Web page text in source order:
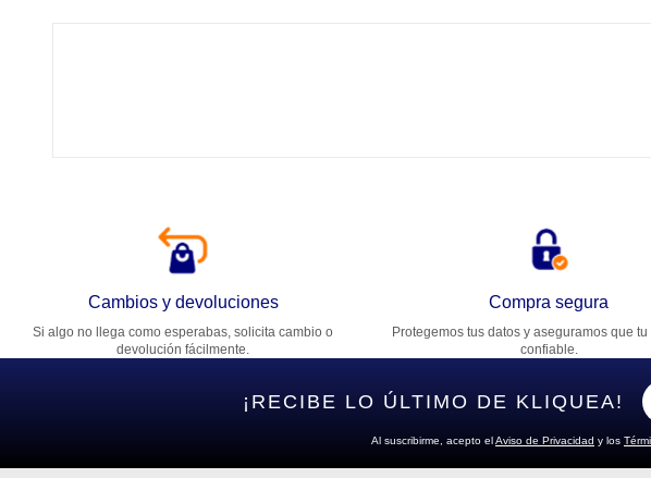
Dirección de email
Escribe un comentario
Cambios y devoluciones
Si algo no llega como esperabas, solicita cambio o
devolución fácilmente.
Compra segura
Protegemos tus datos y aseguramos que
confiable.
¡RECIBE LO ÚLTIMO DE KLIQUEA!
Al suscribirme, acepto elAviso de Privacidad y los